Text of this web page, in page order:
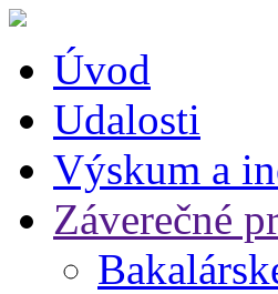
Úvod
Udalosti
Výskum a
Záverečné